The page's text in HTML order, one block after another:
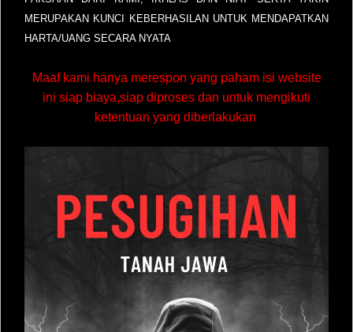
MERUPAKAN KUNCI KEBERHASILAN UNTUK MENDAPATKAN
HARTA/UANG SECARA NYATA
Maaf kami hanya merespon yang paham isi website
ini siap biaya,siap diproses dan untuk mengikuti
ketentuan yang diberlakukan